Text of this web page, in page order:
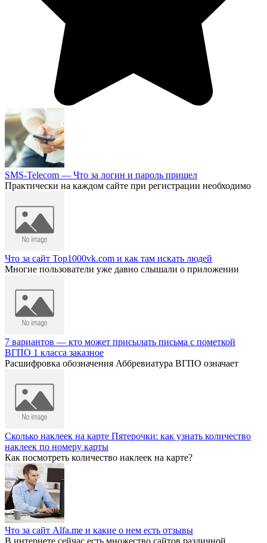
SMS-Telecom — Что за логин и пароль пришел
Практически на каждом сайте при регистрации необходимо
Что за сайт Top1000vk.com и как там искать людей
Многие пользователи уже давно слышали о приложении
7 вариантов — кто может присылать письма с пометкой
ВГПО 1 класса заказное
Расшифровка обозначения Аббревиатура ВГПО означает
Сколько наклеек на карте Пятерочки: как узнать количество
наклеек по номеру карты
Как посмотреть количество наклеек на карте?
Что за сайт Alfa.me и какие о нем есть отзывы
В интернете сейчас есть множество сайтов различной